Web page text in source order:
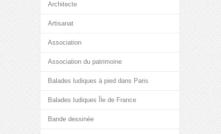
Architecte
Artisanat
Association
Association du patrimoine
Balades ludiques à pied dans Paris
Balades ludiques Île de France
Bande dessinée